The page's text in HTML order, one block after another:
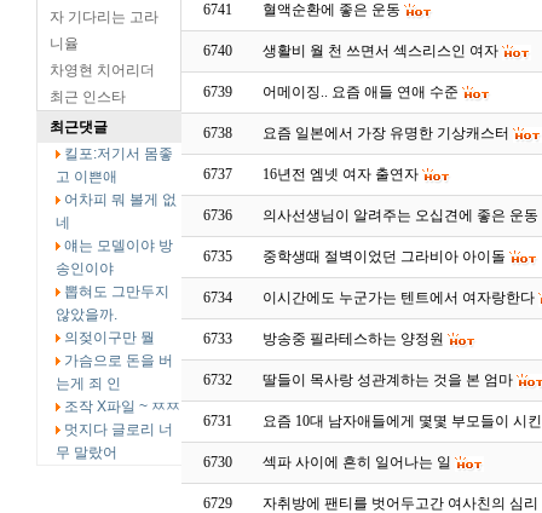
자 기다리는 고라
니율
차영현 치어리더
최근 인스타
최근댓글
킬포:저기서 몸좋
고 이쁜애
어차피 뭐 볼게 없
네
얘는 모델이야 방
송인이야
뽑혀도 그만두지
않았을까.
의젖이구만 뭘
가슴으로 돈을 버
는게 죄 인
조작 X파일 ~ ㅉㅉ
멋지다 글로리 너
무 말랐어
6741 혈액순환에 좋은 운동
6740 생활비 월 천 쓰면서 섹스리스인 여자
6739 어메이징.. 요즘 애들 연애 수준
6738 요즘 일본에서 가장 유명한 기상캐스터
6737 16년전 엠넷 여자 출연자
6736 의사선생님이 알려주는 오십견에 좋은 운동
6735 중학생때 절벽이었던 그라비아 아이돌
6734 이시간에도 누군가는 텐트에서 여자랑한다
6733 방송중 필라테스하는 양정원
6732 딸들이 목사랑 성관계하는 것을 본 엄마
6731 요즘 10대 남자애들에게 몇몇 부모들이 시
6730 섹파 사이에 흔히 일어나는 일
6729 자취방에 팬티를 벗어두고간 여사친의 심리